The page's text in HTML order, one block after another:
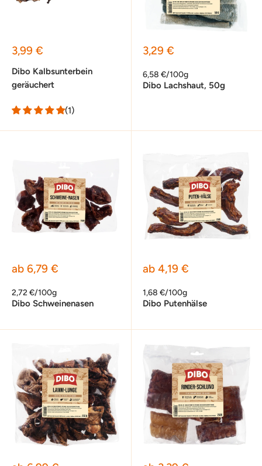
Sonderpreis
3,99 €
Dibo Kalbsunterbein
geräuchert
(1)
Sonderpreis
3,29 €
6,58 €/100g
Dibo Lachshaut, 50g
Sonderpreis
ab 6,79 €
2,72 €/100g
Dibo Schweinenasen
Sonderpreis
ab 4,19 €
1,68 €/100g
Dibo Putenhälse